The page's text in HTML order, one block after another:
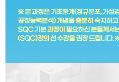
※ 본 과정은 기초통계(정규분포, 가설
공정능력분석) 개념을 충분히 숙지하
SQC 기본 과정이 필요하신 분들께서
(SQC)강의 선 수강을 권장 드립니다.